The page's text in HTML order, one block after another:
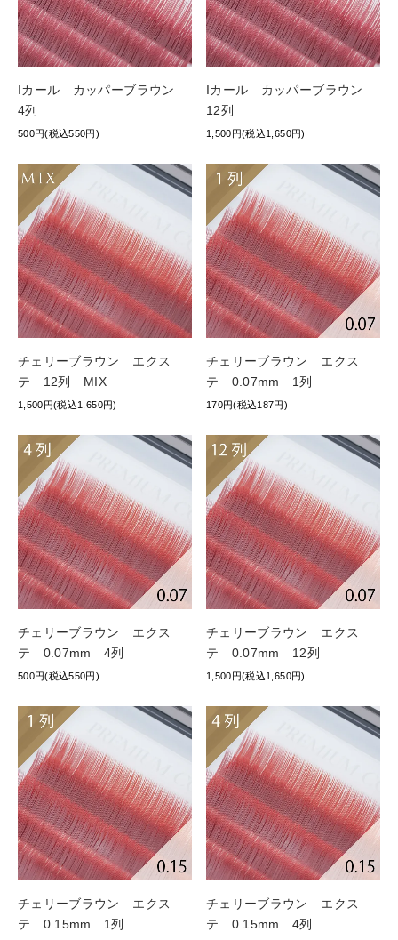
Iカール カッパーブラウン
4列
500円(税込550円)
Iカール カッパーブラウン
12列
1,500円(税込1,650円)
チェリーブラウン エクス
テ 12列 MIX
1,500円(税込1,650円)
チェリーブラウン エクス
テ 0.07mm 1列
170円(税込187円)
チェリーブラウン エクス
テ 0.07mm 4列
500円(税込550円)
チェリーブラウン エクス
テ 0.07mm 12列
1,500円(税込1,650円)
チェリーブラウン エクス
テ 0.15mm 1列
チェリーブラウン エクス
テ 0.15mm 4列